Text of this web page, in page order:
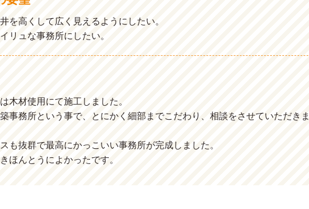
を高くして広く見えるようにしたい。
リュな事務所にしたい。
木材使用にて施工しました。
事務所という事で、とにかく細部までこだわり、相談をさせていただきま
も抜群で最高にかっこいい事務所が完成しました。
ほんとうによかったです。